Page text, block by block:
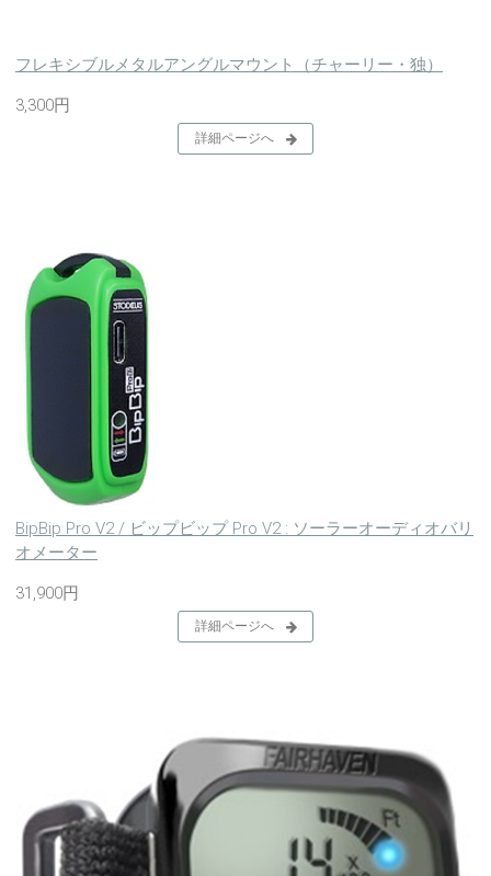
フレキシブルメタルアングルマウント（チャーリー・独）
3,300円
詳細ページへ
BipBip Pro V2 / ビップビップ Pro V2 : ソーラーオーディオバリ
オメーター
31,900円
詳細ページへ